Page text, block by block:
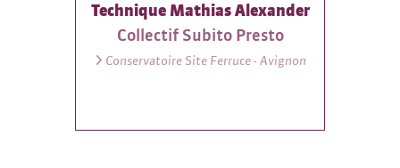
Technique Mathias Alexander
Collectif Subito Presto
Conservatoire Site Ferruce - Avignon